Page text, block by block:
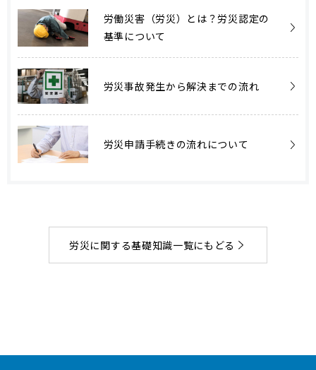
労働災害（労災）とは？労災認定の
基準について
労災事故発生から解決までの流れ
労災申請手続きの流れについて
労災に関する基礎知識一覧にもどる